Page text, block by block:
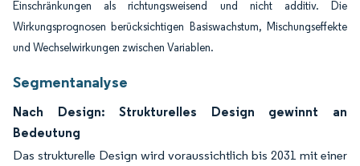
Einschränkungen als richtungsweisend und nicht additiv. Die
Wirkungsprognosen berücksichtigen Basiswachstum, Mischungseffekte
und Wechselwirkungen zwischen Variablen.
Segmentanalyse
Nach Design: Strukturelles Design gewinnt an
Bedeutung
Das strukturelle Design wird voraussichtlich bis 2031 mit einer